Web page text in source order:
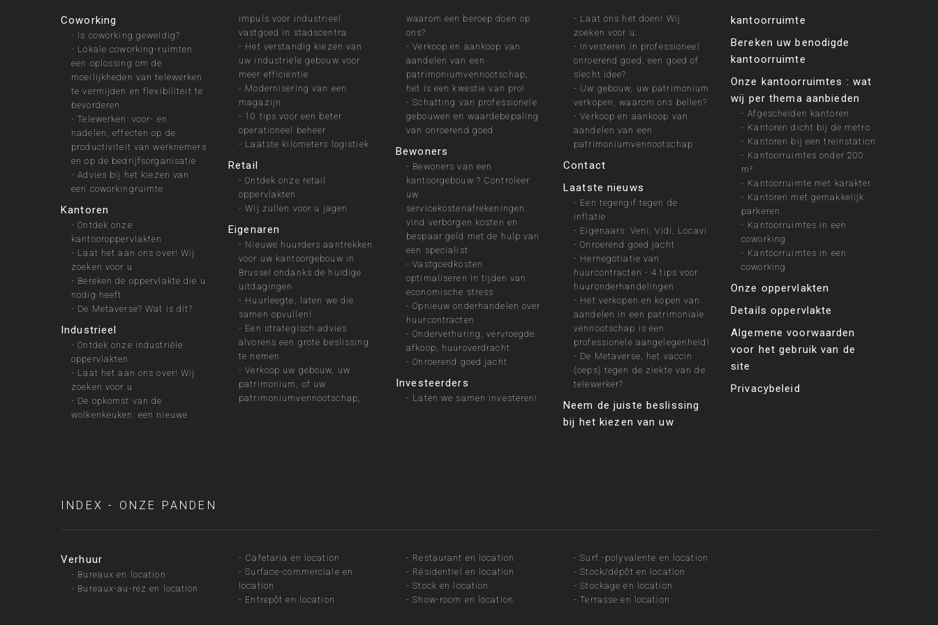
Coworking
- Is coworking geweldig?
- Lokale coworking-ruimten:
een oplossing om de
moeilijkheden van telewerken
te vermijden en flexibiliteit te
bevorderen
-Telewerken: voor- en
nadelen, effecten op de
productiviteit van werknemers
en op de bedrijfsorganisatie
-Advies bij het kiezen van
een coworkingruimte
Kantoren
-Ontdek onze
kantooroppervlakten
- Laat het aan ons over! Wij
zoeken voor u
- Bereken de oppervlakte die u
nodig heeft
- De Metaverse? Wat is dit?
Industrieel
-Ontdek onze industriële
oppervlakten
- Laat het aan ons over! Wij
zoeken voor u
- De opkomst van de
wolkenkeuken: een nieuwe
impuls voor industrieel
vastgoed in stadscentra
- Het verstandig kiezen van
uw industriële gebouw voor
meer efficiëntie
- Modernisering van een
magazijn
- 10 tips voor een beter
operationeel beheer
- Laatste kilometers logistiek
Retail
-Ontdek onze retail
oppervlakten
-Wij zullen voor u jagen
Eigenaren
- Nieuwe huurders aantrekken
voor uw kantoorgebouw in
Brussel ondanks de huidige
uitdagingen
- Huurleegte, laten we die
samen opvullen!
- Een strategisch advies
alvorens een grote beslissing
te nemen
-Verkoop uw gebouw, uw
patrimonium, of uw
patrimoniumvennootschap,
waarom een beroep doen op
ons?
-Verkoop en aankoop van
aandelen van een
patrimoniumvennootschap,
het is een kwestie van pro!
-Schatting van professionele
gebouwen en waardebepaling
van onroerend goed
Bewoners
- Bewoners van een
kantoorgebouw ? Controleer
uw
servicekostenafrekeningen:
vind verborgen kosten en
bespaar geld met de hulp van
een specialist
-Vastgoedkosten
optimaliseren in tijden van
economische stress
-Opnieuw onderhandelen over
huurcontracten
-Onderverhuring, vervroegde
afkoop, huuroverdracht
-Onroerend goed jacht
Investeerders
- Laten we samen investeren!
- Laat ons het doen! Wij
zoeken voor u.
- Investeren in professioneel
onroerend goed, een goed of
slecht idee?
- Uw gebouw, uw patrimonium
verkopen, waarom ons bellen?
-Verkoop en aankoop van
aandelen van een
patrimoniumvennootschap
Contact
Laatste nieuws
- Een tegengif tegen de
inflatie
- Eigenaars: Veni, Vidi, Locavi
-Onroerend goed jacht
- Hernegotiatie van
huurcontracten - 4 tips voor
huuronderhandelingen
- Het verkopen en kopen van
aandelen in een patrimoniale
vennootschap is een
professionele aangelegenheid!
- De Metaverse, het vaccin
(oeps) tegen de ziekte van de
telewerker?
Neem de juiste beslissing
bij het kiezen van uw
kantoorruimte
Bereken uw benodigde
kantoorruimte
Onze kantoorruimtes : wat
wij per thema aanbieden
-Afgescheiden kantoren
- Kantoren dicht bij de metro
- Kantoren bij een treinstation
- Kantoorruimtes onder 200
m²
- Kantoorruimte met karakter
- Kantoren met gemakkelijk
parkeren
- Kantoorruimtes in een
coworking
- Kantoorruimtes in een
coworking
Onze oppervlakten
Details oppervlakte
Algemene voorwaarden
voor het gebruik van de
site
Privacybeleid
INDEX - ONZE PANDEN
Verhuur
- Bureaux en location
- Bureaux-au-rez en location
- Cafetaria en location
-Surface-commerciale en
location
- Entrepôt en location
- Restaurant en location
- Résidentiel en location
-Stock en location
-Show-room en location
-Surf.-polyvalente en location
-Stock/dépôt en location
-Stockage en location
-Terrasse en location